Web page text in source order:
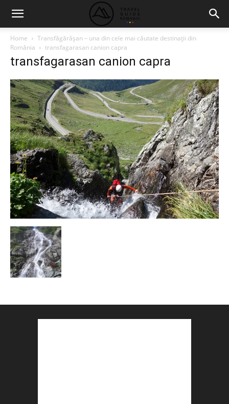
Home
Transfăgărăşan – una din cele mai căutate destinaţii din
România
transfagarasan canion capra
transfagarasan canion capra